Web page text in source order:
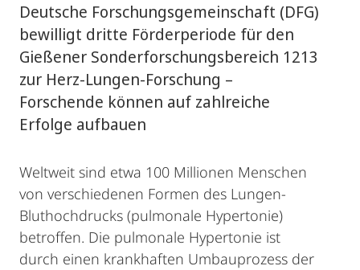
Deutsche Forschungsgemeinschaft (DFG)
bewilligt dritte Förderperiode für den
Gießener Sonderforschungsbereich 1213
zur Herz-Lungen-Forschung –
Forschende können auf zahlreiche
Erfolge aufbauen
Weltweit sind etwa 100 Millionen Menschen
von verschiedenen Formen des Lungen-
Bluthochdrucks (pulmonale Hypertonie)
betroffen. Die pulmonale Hypertonie ist
durch einen krankhaften Umbauprozess der